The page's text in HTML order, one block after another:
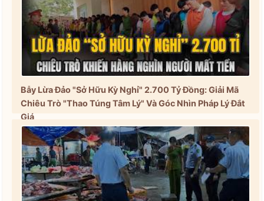
Bẫy Lừa Đảo "Sở Hữu Kỳ Nghỉ" 2.700 Tỷ Đồng: Giải Mã
Chiêu Trò "Thao Túng Tâm Lý" Và Góc Nhìn Pháp Lý Đắt
Giá